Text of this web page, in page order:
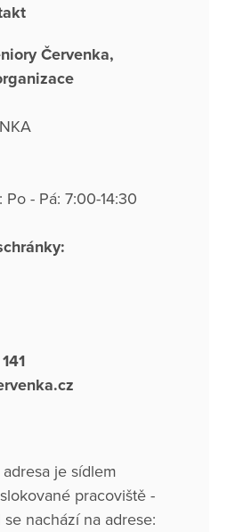
Červenka,
- Pá: 7:00-14:30
je sídlem
pracoviště -
nachází na adrese: